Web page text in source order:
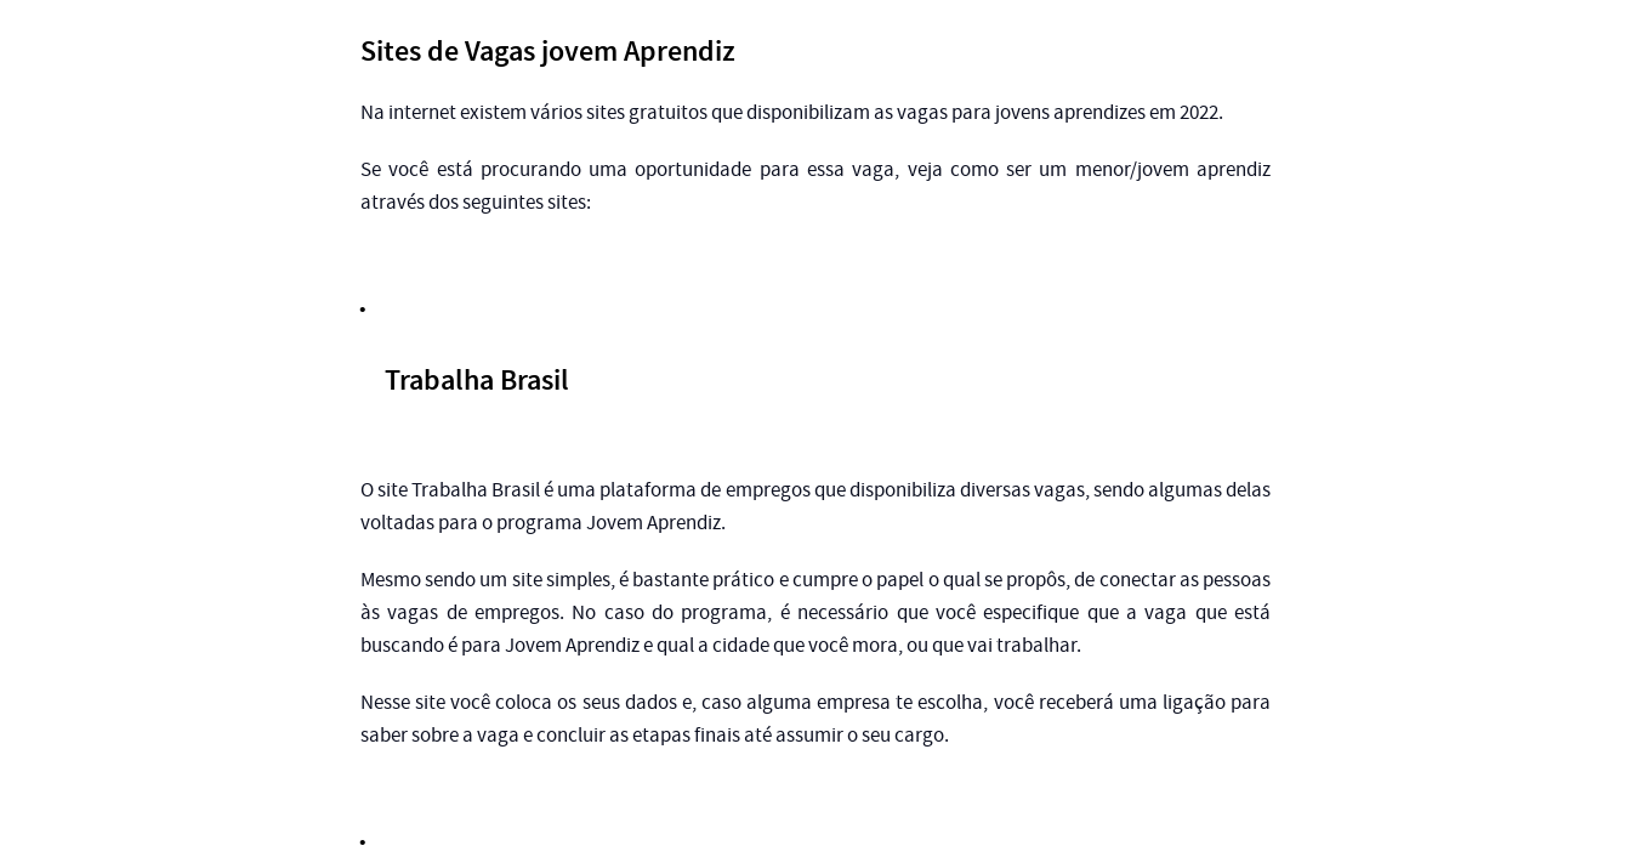
Sites de Vagas jovem Aprendiz
Na internet existem vários sites gratuitos que disponibilizam as vagas para jovens aprendizes em 2022.
Se você está procurando uma oportunidade para essa vaga, veja como ser um menor/jovem aprendiz
através dos seguintes sites:
Trabalha Brasil
O site Trabalha Brasil é uma plataforma de empregos que disponibiliza diversas vagas, sendo algumas delas
voltadas para o programa Jovem Aprendiz.
Mesmo sendo um site simples, é bastante prático e cumpre o papel o qual se propôs, de conectar as pessoas
às vagas de empregos. No caso do programa, é necessário que você especifique que a vaga que está
buscando é para Jovem Aprendiz e qual a cidade que você mora, ou que vai trabalhar.
Nesse site você coloca os seus dados e, caso alguma empresa te escolha, você receberá uma ligação para
saber sobre a vaga e concluir as etapas finais até assumir o seu cargo.